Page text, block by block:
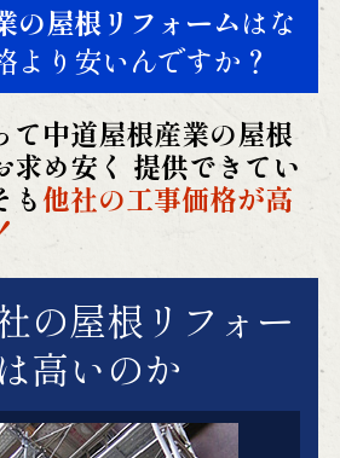
の屋根リフォームはな
より安いんですか？
て中道屋根産業の屋根
求め安く 提供できてい
も他社の工事価格が高
の屋根リフォー
は高いのか